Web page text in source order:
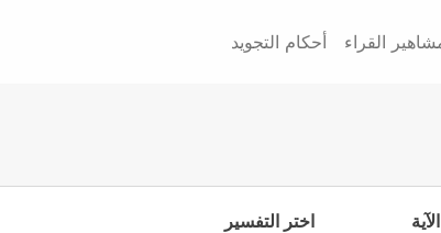
القراء أحكام التجويد
اختر التفسير